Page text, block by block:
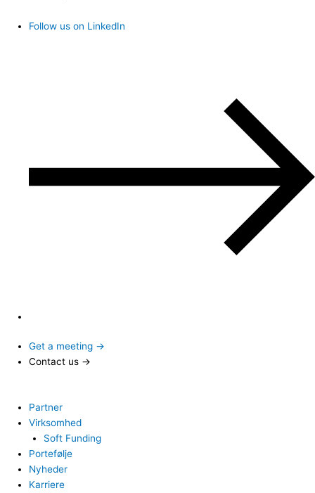
Follow us on LinkedIn
Get a meeting →
Contact us →
Partner
Virksomhed
Soft Funding
Portefølje
Nyheder
Karriere